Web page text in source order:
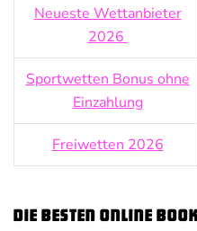
Neueste Wettanbieter
2026
Sportwetten Bonus ohne
Einzahlung
Freiwetten 2026
Die besten Online